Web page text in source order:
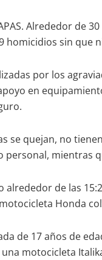
Alrededor
homicidios sin que
por los
en
se quejan, no
personal, mientras
alrededor de las
Honda
de 17 años de
motocicleta